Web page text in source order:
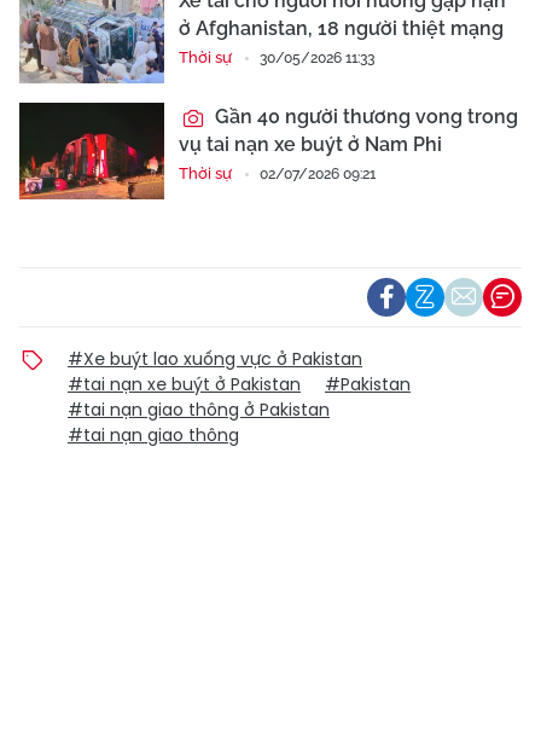
ở Afghanistan, 18 người thiệt mạng
Thời sự 30/05/2026 11:33
Gần 40 người thương vong trong
vụ tai nạn xe buýt ở Nam Phi
Thời sự 02/07/2026 09:21
#Xe buýt lao xuống vực ở Pakistan
#tai nạn xe buýt ở Pakistan
#Pakistan
#tai nạn giao thông ở Pakistan
#tai nạn giao thông